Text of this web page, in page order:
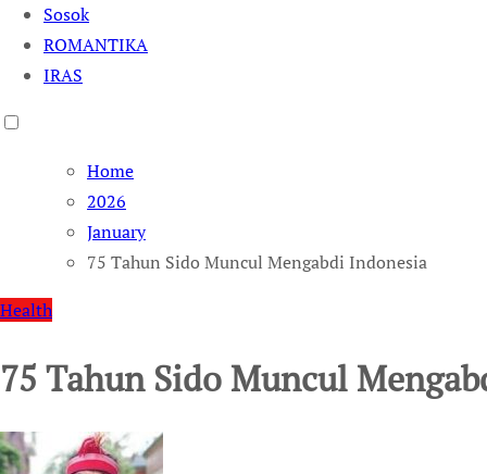
Sosok
ROMANTIKA
IRAS
Home
2026
January
75 Tahun Sido Muncul Mengabdi Indonesia
Health
75 Tahun Sido Muncul